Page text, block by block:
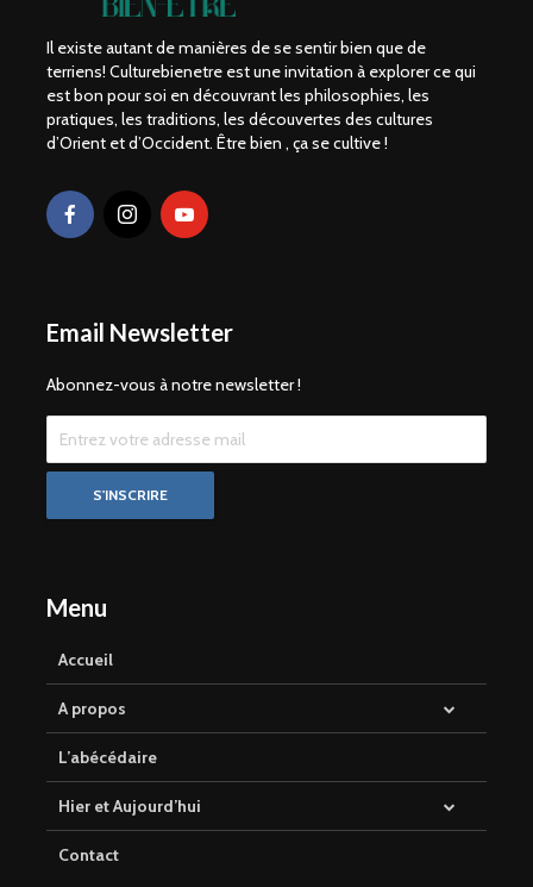
Il existe autant de manières de se sentir bien que de
terriens! Culturebienetre est une invitation à explorer ce qui
est bon pour soi en découvrant les philosophies, les
pratiques, les traditions, les découvertes des cultures
d’Orient et d’Occident. Être bien , ça se cultive !
Email Newsletter
Abonnez-vous à notre newsletter !
Menu
Accueil
A propos
L’abécédaire
Hier et Aujourd’hui
Contact